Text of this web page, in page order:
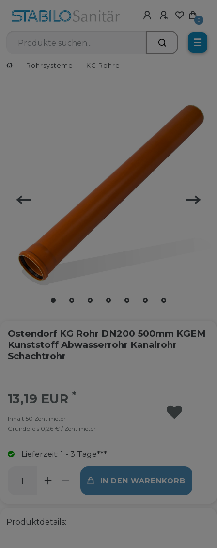
0
☰
Rohrsysteme KG Rohre
Ostendorf KG Rohr DN200 500mm KGEM
Kunststoff Abwasserrohr Kanalrohr
Schachtrohr
13,19 EUR *
Inhalt 50 Zentimeter
Grundpreis 0,26 € / Zentimeter
Lieferzeit: 1 - 3 Tage***
IN DEN WARENKORB
Produktdetails: